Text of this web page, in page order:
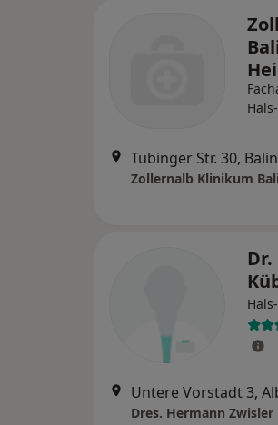
Tübinger Str. 30,
Zollernalb Klinikum
Untere Vorstadt 3,
Dres. Hermann